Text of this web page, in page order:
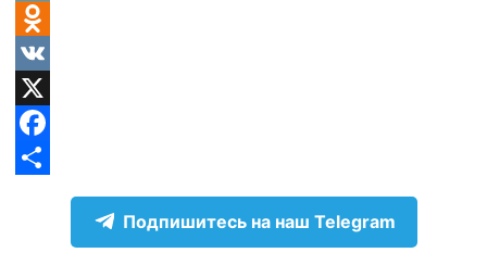
T
e
e
g
O
d
n
o
V
KX
F
Подпишитесь на наш Telegram